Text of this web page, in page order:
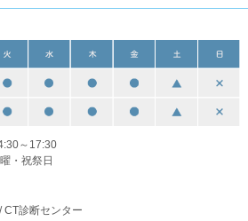
～17:30
・祝祭日
CT診断センター